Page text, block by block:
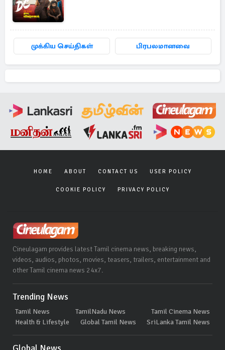
முக்கிய செய்திகள் பிரபலமானவை
HOME ABOUT CONTACT US USER POLICY
COOKIE POLICY PRIVACY POLICY
Cineulagam provides latest Tamil cinema news, breaking news,
videos, audios, photos, movies, teasers, trailers, entertainment and
other Tamil cinema news 24x7.
Trending News
Tamil News TamilNadu News
Tamil Cinema News
Health & Lifestyle
Global Tamil News SriLanka Tamil News